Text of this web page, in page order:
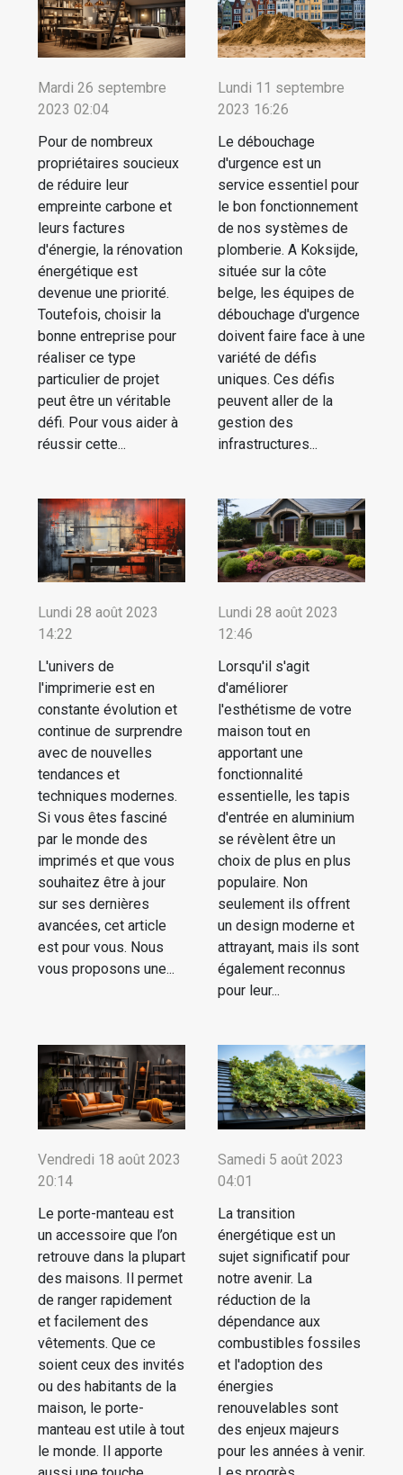
Mardi 26 septembre
2023 02:04
Pour de nombreux
propriétaires soucieux
de réduire leur
empreinte carbone et
leurs factures
d'énergie, la rénovation
énergétique est
devenue une priorité.
Toutefois, choisir la
bonne entreprise pour
réaliser ce type
particulier de projet
peut être un véritable
défi. Pour vous aider à
réussir cette...
Lundi 11 septembre
2023 16:26
Le débouchage
d'urgence est un
service essentiel pour
le bon fonctionnement
de nos systèmes de
plomberie. A Koksijde,
située sur la côte
belge, les équipes de
débouchage d'urgence
doivent faire face à une
variété de défis
uniques. Ces défis
peuvent aller de la
gestion des
infrastructures...
Lundi 28 août 2023
14:22
L'univers de
l'imprimerie est en
constante évolution et
continue de surprendre
avec de nouvelles
tendances et
techniques modernes.
Si vous êtes fasciné
par le monde des
imprimés et que vous
souhaitez être à jour
sur ses dernières
avancées, cet article
est pour vous. Nous
vous proposons une...
Lundi 28 août 2023
12:46
Lorsqu'il s'agit
d'améliorer
l'esthétisme de votre
maison tout en
apportant une
fonctionnalité
essentielle, les tapis
d'entrée en aluminium
se révèlent être un
choix de plus en plus
populaire. Non
seulement ils offrent
un design moderne et
attrayant, mais ils sont
également reconnus
pour leur...
Vendredi 18 août 2023
20:14
Le porte-manteau est
un accessoire que l’on
retrouve dans la plupart
des maisons. Il permet
de ranger rapidement
et facilement des
vêtements. Que ce
soient ceux des invités
ou des habitants de la
maison, le porte-
manteau est utile à tout
le monde. Il apporte
Samedi 5 août 2023
04:01
La transition
énergétique est un
sujet significatif pour
notre avenir. La
réduction de la
dépendance aux
combustibles fossiles
et l'adoption des
énergies
renouvelables sont
des enjeux majeurs
pour les années à venir.